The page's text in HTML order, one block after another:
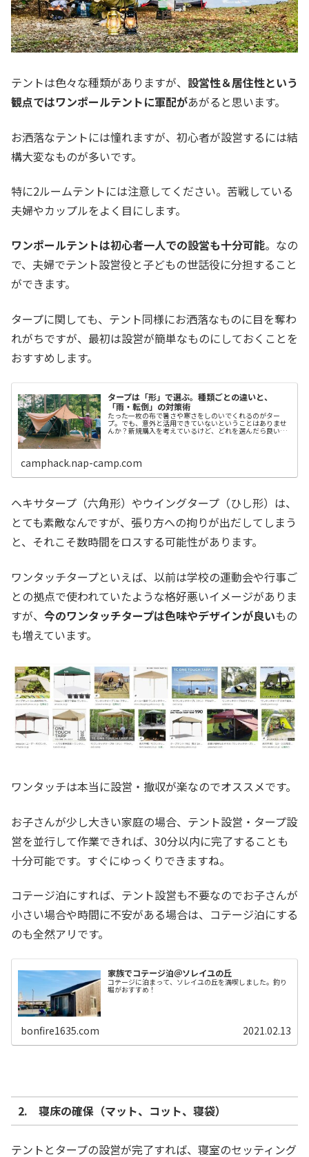
テントは色々な種類がありますが、 設営性＆居住性という
観点ではワンポールテントに軍配があがると思います。
お洒落なテントには憧れますが、初心者が設営するには結
構大変なものが多いです。
特に2ルームテントには注意してください。苦戦している
夫婦やカップルをよく目にします。
ワンポールテントは初心者一人での設営も十分可能。なの
で、夫婦でテント設営役と子どもの世話役に分担すること
ができます。
タープに関しても、テント同様にお洒落なものに目を奪わ
れがちですが、最初は設営が簡単なものにしておくことを
おすすめします。
タープは「形」で選ぶ。種類ごとの違いと、
「雨・転倒」の対策術
たった一枚の布で暑さや寒さをしのいでくれるのがター
プ。でも、意外と活用できていないということはありませ
んか？新規購入を考えているけど、どれを選んだら良いか
迷っている…。ここでは、タープの基礎知識から使い方の
camphack.nap-camp.com
ヘキサタープ（六角形）やウイングタープ（ひし形）は、
とても素敵なんですが、張り方への拘りが出だしてしまう
と、それこそ数時間をロスする可能性があります。
ワンタッチタープといえば、以前は学校の運動会や行事ご
との拠点で使われていたような格好悪いイメージがありま
すが、 今のワンタッチタープは色味やデザインが良いもの
も増えています。
ワンタッチは本当に設営・撤収が楽なのでオススメです。
お子さんが少し大きい家庭の場合、テント設営・タープ設
営を並行して作業できれば、30分以内に完了することも
十分可能です。すぐにゆっくりできますね。
コテージ泊にすれば、テント設営も不要なのでお子さんが
小さい場合や時間に不安がある場合は、コテージ泊にする
のも全然アリです。
家族でコテージ泊＠ソレイユの丘
コテージに泊まって、ソレイユの丘を満喫しました。釣り
堀がおすすめ！
bonfire1635.com 2021.02.13
2. 寝床の確保（マット、コット、寝袋）
テントとタープの設営が完了すれば、寝室のセッティング